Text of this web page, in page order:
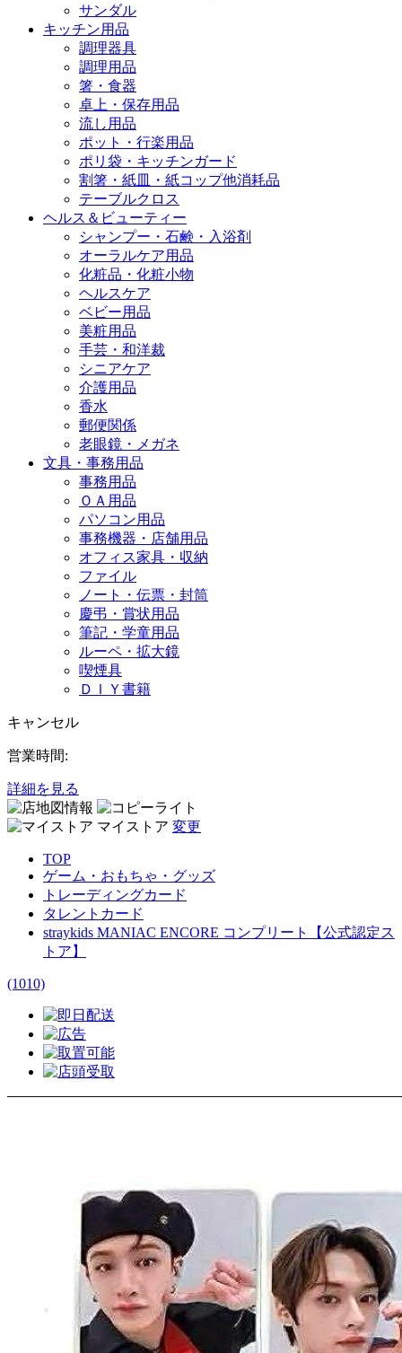
サンダル
キッチン用品
調理器具
調理用品
箸・食器
卓上・保存用品
流し用品
ポット・行楽用品
ポリ袋・キッチンガード
割箸・紙皿・紙コップ他消耗品
テーブルクロス
ヘルス＆ビューティー
シャンプー・石鹸・入浴剤
オーラルケア用品
化粧品・化粧小物
ヘルスケア
ベビー用品
美粧用品
手芸・和洋裁
シニアケア
介護用品
香水
郵便関係
老眼鏡・メガネ
文具・事務用品
事務用品
ＯＡ用品
パソコン用品
事務機器・店舗用品
オフィス家具・収納
ファイル
ノート・伝票・封筒
慶弔・賞状用品
筆記・学童用品
ルーペ・拡大鏡
喫煙具
ＤＩＹ書籍
キャンセル
営業時間:
詳細を見る
マイストア 変更
TOP
ゲーム・おもちゃ・グッズ
トレーディングカード
タレントカード
straykids MANIAC ENCORE コンプリート【公式認定ス
トア】
(1010)